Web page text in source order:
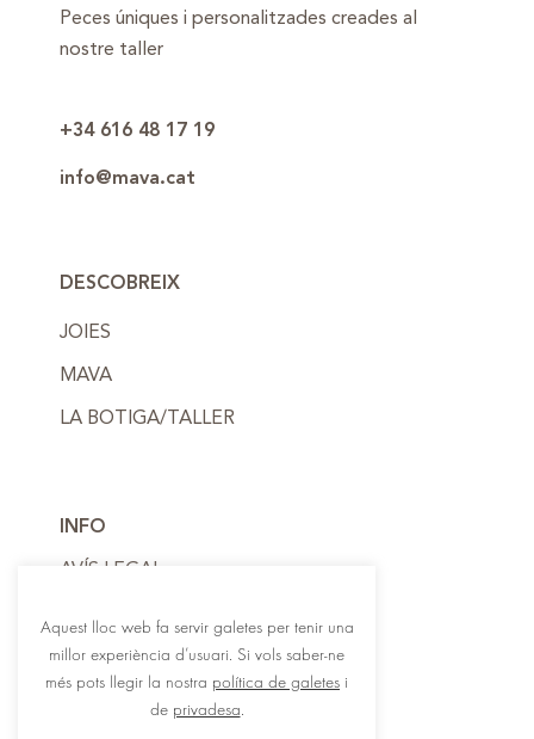
Peces úniques i personalitzades creades al
nostre taller
+34 616 48 17 19
info@mava.cat
DESCOBREIX
JOIES
MAVA
LA BOTIGA/TALLER
INFO
AVÍS LEGAL
POLÍTICA DE PRIVADESA
POLÍTICA DE COOKIES
Aquest lloc web fa servir galetes per tenir una
millor experiència d’usuari. Si vols saber-ne
més pots llegir la nostra política de galetes i
de privadesa.